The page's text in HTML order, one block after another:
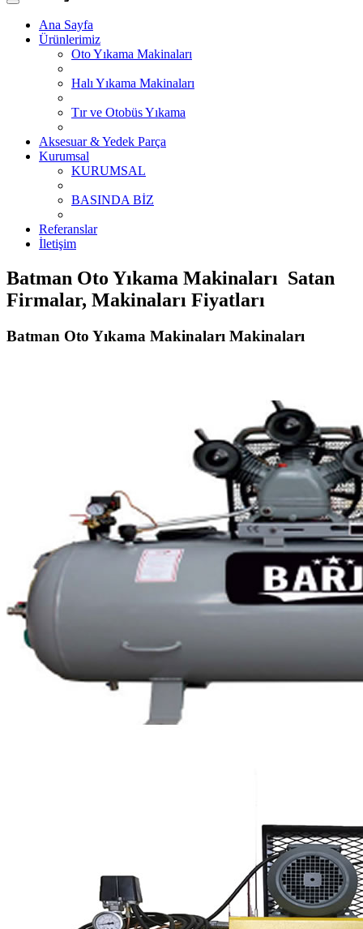
Ana Sayfa
Ürünlerimiz
Oto Yıkama Makinaları
Halı Yıkama Makinaları
Tır ve Otobüs Yıkama
Aksesuar & Yedek Parça
Kurumsal
KURUMSAL
BASINDA BİZ
Referanslar
İletişim
Batman Oto Yıkama Makinaları Satan
Firmalar, Makinaları Fiyatları
Batman Oto Yıkama Makinaları Makinaları